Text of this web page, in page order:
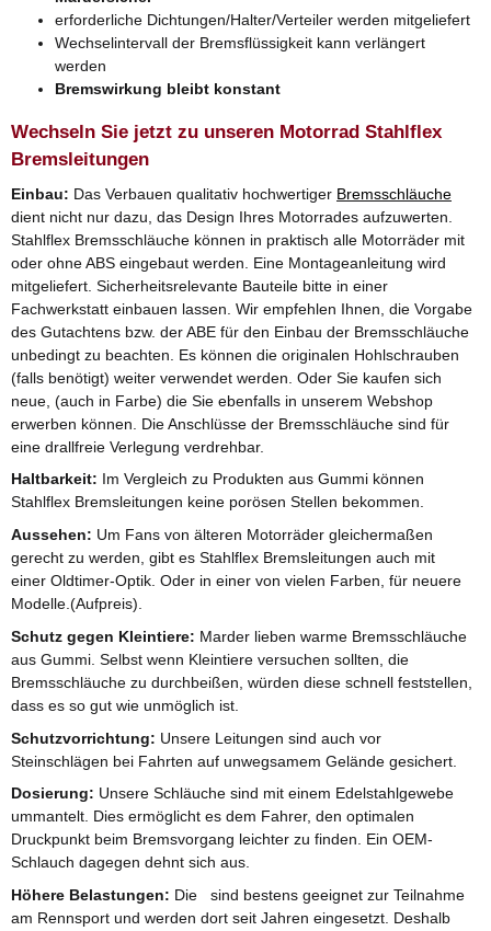
erforderliche Dichtungen/Halter/Verteiler werden mitgeliefert
Wechselintervall der Bremsflüssigkeit kann verlängert
werden
Bremswirkung bleibt konstant
Wechseln Sie jetzt zu unseren Motorrad Stahlflex
Bremsleitungen
Einbau: Das Verbauen qualitativ hochwertiger Bremsschläuche
dient nicht nur dazu, das Design Ihres Motorrades aufzuwerten.
Stahlflex Bremsschläuche können in praktisch alle Motorräder mit
oder ohne ABS eingebaut werden. Eine Montageanleitung wird
mitgeliefert. Sicherheitsrelevante Bauteile bitte in einer
Fachwerkstatt einbauen lassen. Wir empfehlen Ihnen, die Vorgabe
des Gutachtens bzw. der ABE für den Einbau der Bremsschläuche
unbedingt zu beachten. Es können die originalen Hohlschrauben
(falls benötigt) weiter verwendet werden. Oder Sie kaufen sich
neue, (auch in Farbe) die Sie ebenfalls in unserem Webshop
erwerben können. Die Anschlüsse der Bremsschläuche sind für
eine drallfreie Verlegung verdrehbar.
Haltbarkeit: Im Vergleich zu Produkten aus Gummi können
Stahlflex Bremsleitungen keine porösen Stellen bekommen.
Aussehen: Um Fans von älteren Motorräder gleichermaßen
gerecht zu werden, gibt es Stahlflex Bremsleitungen auch mit
einer Oldtimer-Optik. Oder in einer von vielen Farben, für neuere
Modelle.(Aufpreis).
Schutz gegen Kleintiere: Marder lieben warme Bremsschläuche
aus Gummi. Selbst wenn Kleintiere versuchen sollten, die
Bremsschläuche zu durchbeißen, würden diese schnell feststellen,
dass es so gut wie unmöglich ist.
Schutzvorrichtung: Unsere Leitungen sind auch vor
Steinschlägen bei Fahrten auf unwegsamem Gelände gesichert.
Dosierung: Unsere Schläuche sind mit einem Edelstahlgewebe
ummantelt. Dies ermöglicht es dem Fahrer, den optimalen
Druckpunkt beim Bremsvorgang leichter zu finden. Ein OEM-
Schlauch dagegen dehnt sich aus.
Höhere Belastungen: Die sind bestens geeignet zur Teilnahme
am Rennsport und werden dort seit Jahren eingesetzt. Deshalb